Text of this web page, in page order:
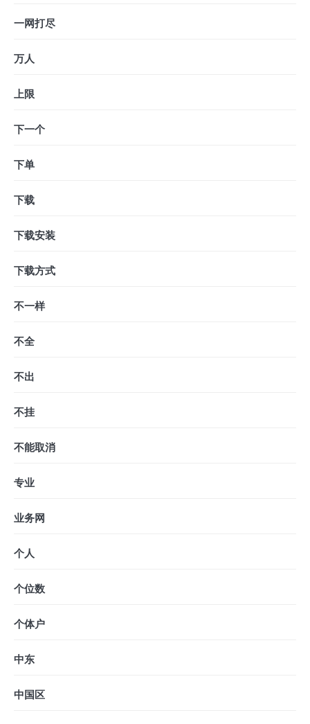
一网打尽
万人
上限
下一个
下单
下载
下载安装
下载方式
不一样
不全
不出
不挂
不能取消
专业
业务网
个人
个位数
个体户
中东
中国区